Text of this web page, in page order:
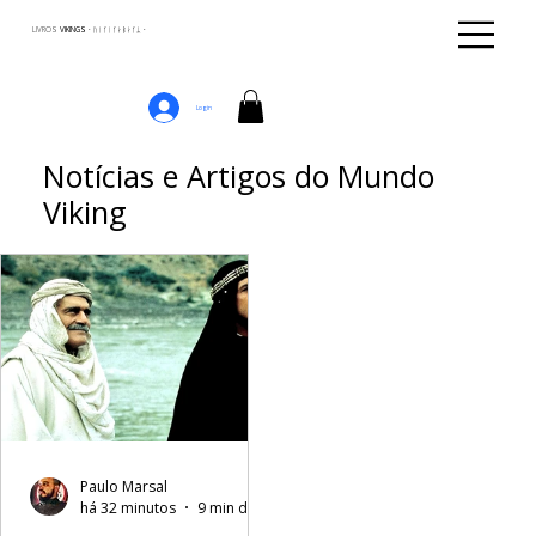
LIVROS VIKINGS · ᚢᛁᚴᛁᚴᛅᛒᛅᚴᛦ ·
Login
Notícias e Artigos do Mundo
Viking
Paulo Marsal
há 32 minutos